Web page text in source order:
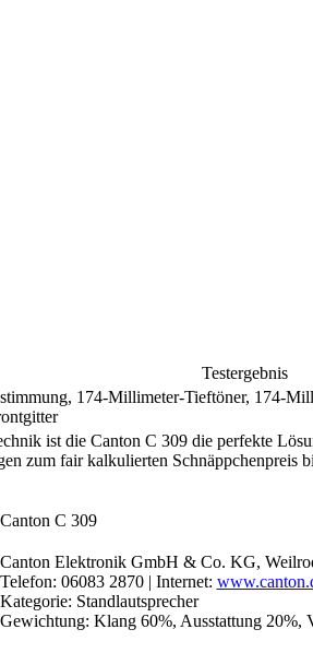
Testergebnis
174-Millimeter-Tieftöner, 174-
ist die Canton C 309 die perfekte
zum fair kalkulierten Schnäppchenpreis
Canton C 309
Canton Elektronik GmbH & Co. KG,
Telefon: 06083 2870 | Internet:
Kategorie: Standlautsprecher
Gewichtung: Klang 60%, Ausstattung 20%,